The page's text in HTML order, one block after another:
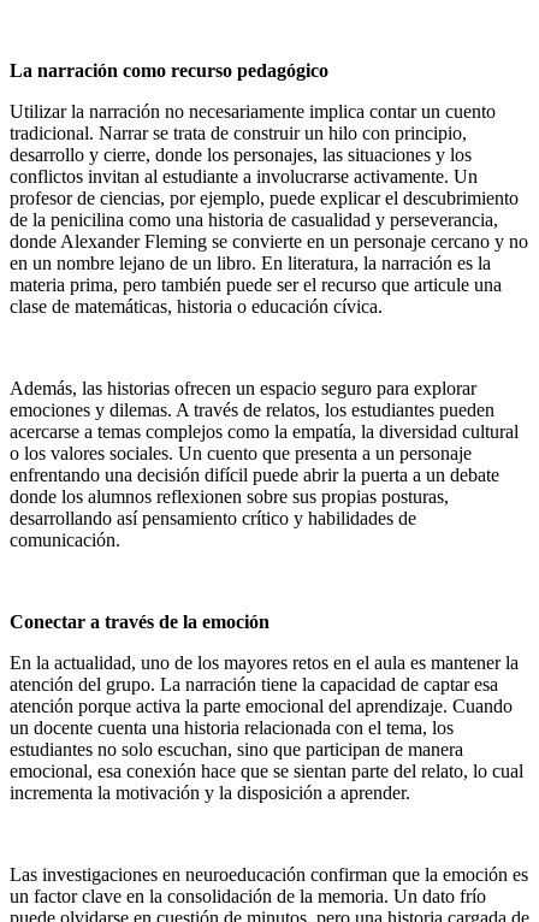
La narración como recurso pedagógico
Utilizar la narración no necesariamente implica contar un cuento
tradicional. Narrar se trata de construir un hilo con principio,
desarrollo y cierre, donde los personajes, las situaciones y los
conflictos invitan al estudiante a involucrarse activamente. Un
profesor de ciencias, por ejemplo, puede explicar el descubrimiento
de la penicilina como una historia de casualidad y perseverancia,
donde Alexander Fleming se convierte en un personaje cercano y no
en un nombre lejano de un libro. En literatura, la narración es la
materia prima, pero también puede ser el recurso que articule una
clase de matemáticas, historia o educación cívica.
Además, las historias ofrecen un espacio seguro para explorar
emociones y dilemas. A través de relatos, los estudiantes pueden
acercarse a temas complejos como la empatía, la diversidad cultural
o los valores sociales. Un cuento que presenta a un personaje
enfrentando una decisión difícil puede abrir la puerta a un debate
donde los alumnos reflexionen sobre sus propias posturas,
desarrollando así pensamiento crítico y habilidades de
comunicación.
Conectar a través de la emoción
En la actualidad, uno de los mayores retos en el aula es mantener la
atención del grupo. La narración tiene la capacidad de captar esa
atención porque activa la parte emocional del aprendizaje. Cuando
un docente cuenta una historia relacionada con el tema, los
estudiantes no solo escuchan, sino que participan de manera
emocional, esa conexión hace que se sientan parte del relato, lo cual
incrementa la motivación y la disposición a aprender.
Las investigaciones en neuroeducación confirman que la emoción es
un factor clave en la consolidación de la memoria. Un dato frío
puede olvidarse en cuestión de minutos, pero una historia cargada de